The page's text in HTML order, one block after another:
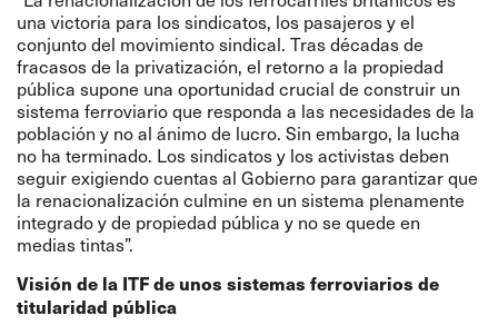
una victoria para los sindicatos, los pasajeros y el
conjunto del movimiento sindical. Tras décadas de
fracasos de la privatización, el retorno a la propiedad
pública supone una oportunidad crucial de construir un
sistema ferroviario que responda a las necesidades de la
población y no al ánimo de lucro. Sin embargo, la lucha
no ha terminado. Los sindicatos y los activistas deben
seguir exigiendo cuentas al Gobierno para garantizar que
la renacionalización culmine en un sistema plenamente
integrado y de propiedad pública y no se quede en
medias tintas”.
Visión de la ITF de unos sistemas ferroviarios de
titularidad pública